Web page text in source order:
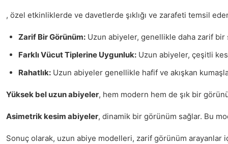
, özel etkinliklerde ve davetlerde şıklığı ve zarafeti temsil
Zarif Bir Görünüm: Uzun abiyeler, genellikle daha zarif
Farklı Vücut Tiplerine Uygunluk: Uzun abiyeler, çeşitli
Rahatlık: Uzun abiyeler genellikle hafif ve akışkan
Yüksek bel uzun abiyeler, hem modern hem de şık bir
Asimetrik kesim abiyeler, dinamik bir görünüm sağlar. Bu
Sonuç olarak, uzun abiye modelleri, zarif görünüm arayanlar